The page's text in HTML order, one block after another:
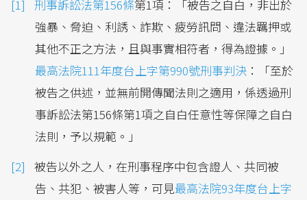
刑事訴訟法第156條第1項：「被告之自白，非出於
強暴、脅迫、利誘、詐欺、疲勞訊問、違法羈押或
其他不正之方法，且與事實相符者，得為證據。」
最高法院111年度台上字第990號刑事判決 ：「至於
被告之供述，並無前開傳聞法則之適用，係透過刑
事訴訟法第156條第1項之自白任意性等保障之自白
法則，予以規範。」
被告以外之人，在刑事程序中包含證人、共同被
告、共犯、被害人等，可見最高法院93年度台上字